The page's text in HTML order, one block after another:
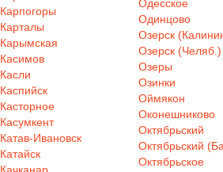
Карпогоры
Карталы
Карымская
Касимов
Касли
Каспийск
Касторное
Касумкент
Катав-Ивановск
Катайск
Одесское
Одинцово
Озерск
Озерск (Челяб.)
Озеры
Озинки
Оймякон
Оконешниково
Октябрьский
Октябрьский
Октябрьское